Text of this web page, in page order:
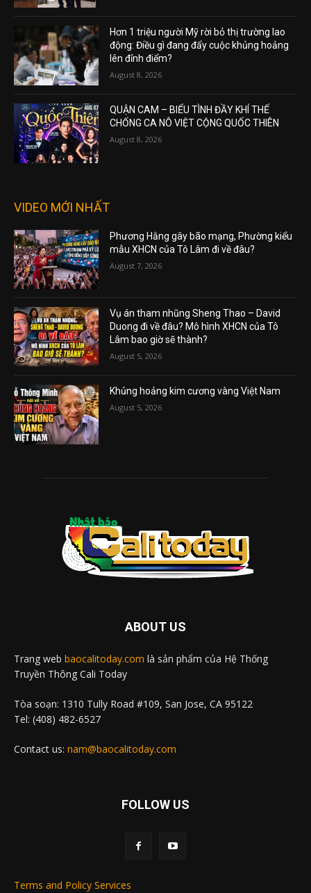
Hơn 1 triệu người Mỹ rời bỏ thị trường lao
động: Điều gì đang đẩy cuộc khủng hoảng
lên đỉnh điểm?
August 8, 2026
QUẬN CAM – BIỂU TÌNH ĐẦY KHÍ THẾ
CHỐNG CA NÔ VIỆT CỘNG QUỐC THIÊN
August 8, 2026
VIDEO MỚI NHẤT
Phương Hằng gây bão mạng, Phường kiểu
mẫu XHCN của Tô Lâm đi về đâu?
August 7, 2026
Vụ án tham nhũng Sheng Thao – David
Duong đi về đâu? Mô hình XHCN của Tô
Lâm bao giờ sẽ thành?
August 5, 2026
Khủng hoảng kim cương vàng Việt Nam
August 5, 2026
ABOUT US
Trang web baocalitoday.com là sản phẩm của Hệ Thống
Truyền Thông Cali Today
Tòa soạn: 1310 Tully Road #109, San Jose, CA 95122
Tel: (408) 482-6527
Contact us: nam@baocalitoday.com
FOLLOW US
Terms and Policy Services